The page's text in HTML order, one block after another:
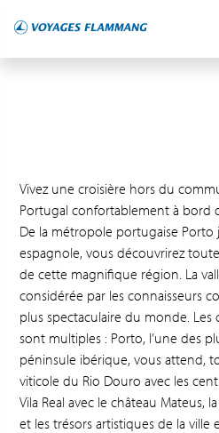
Vivez une croisière hors du
Portugal confortablement à bord
De la métropole portugaise Porto
espagnole, vous découvrirez
de cette magnifique région. La
considérée par les connaisseurs
plus spectaculaire du monde. Les
sont multiples : Porto, l’une des
péninsule ibérique, vous attend,
viticole du Rio Douro avec les
Vila Real avec le château Mateus,
et les trésors artistiques de la ville